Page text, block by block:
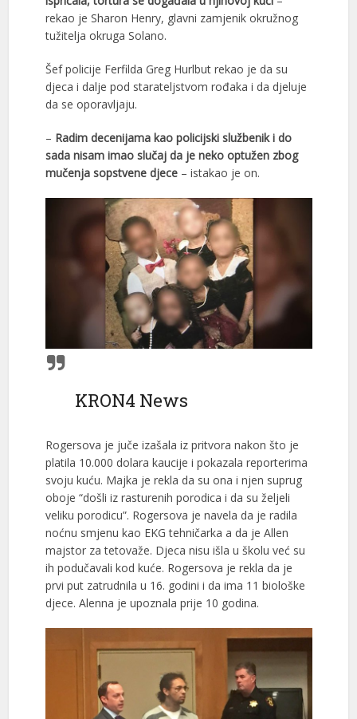
rekao je Sharon Henry, glavni zamjenik okružnog
tužitelja okruga Solano.
Šef policije Ferfilda Greg Hurlbut rekao je da su
djeca i dalje pod starateljstvom rođaka i da djeluje
da se oporavljaju.
– Radim decenijama kao policijski službenik i do
sada nisam imao slučaj da je neko optužen zbog
mučenja sopstvene djece – istakao je on.
KRON4 News
Rogersova je juče izašala iz pritvora nakon što je
platila 10.000 dolara kaucije i pokazala reporterima
svoju kuću. Majka je rekla da su ona i njen suprug
oboje “došli iz rasturenih porodica i da su željeli
veliku porodicu”. Rogersova je navela da je radila
noćnu smjenu kao EKG tehničarka a da je Allen
majstor za tetovaže. Djeca nisu išla u školu već su
ih podučavali kod kuće. Rogersova je rekla da je
prvi put zatrudnila u 16. godini i da ima 11 biološke
djece. Alenna je upoznala prije 10 godina.